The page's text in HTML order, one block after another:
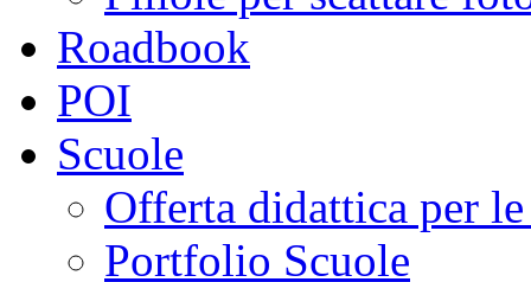
Roadbook
POI
Scuole
Offerta didattica per
Portfolio Scuole